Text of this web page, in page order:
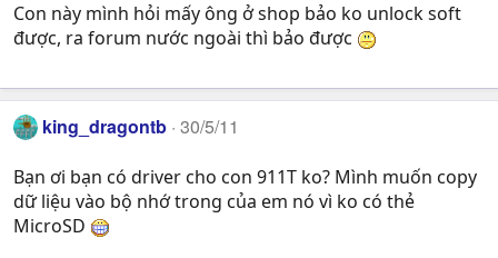
Con này mình hỏi mấy ông ở shop bảo ko unlock soft
được, ra forum nước ngoài thì bảo được
king_dragontb 30/5/11
Bạn ơi bạn có driver cho con 911T ko? Mình muốn copy
dữ liệu vào bộ nhớ trong của em nó vì ko có thẻ
MicroSD